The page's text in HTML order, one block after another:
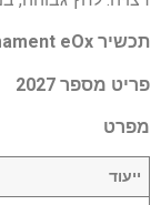
תכשיר Armament eOx
פריט מספר 2027
מפרט
ייעוד